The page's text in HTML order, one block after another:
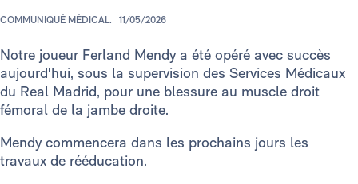
COMMUNIQUÉ MÉDICAL. 11/05/2026
Notre joueur Ferland Mendy a été opéré avec succès
aujourd'hui, sous la supervision des Services Médicaux
du Real Madrid, pour une blessure au muscle droit
fémoral de la jambe droite.
Mendy commencera dans les prochains jours les
travaux de rééducation.